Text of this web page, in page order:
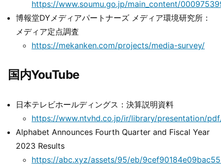
https://www.soumu.go.jp/main_content/
博報堂DYメディアパートナーズ メディア環境研究所：
メディア定点調査
https://mekanken.com/projects/media-survey/
国内YouTube
日本テレビホールディングス：決算説明資料
https://www.ntvhd.co.jp/ir/library/presentation/
Alphabet Announces Fourth Quarter and Fiscal Year
2023 Results
https://abc.xyz/assets/95/eb/